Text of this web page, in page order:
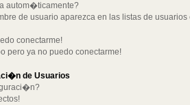
autom�ticamente?
de usuario aparezca en las listas de usuarios
conectarme!
pero ya no puedo conectarme!
de Usuarios